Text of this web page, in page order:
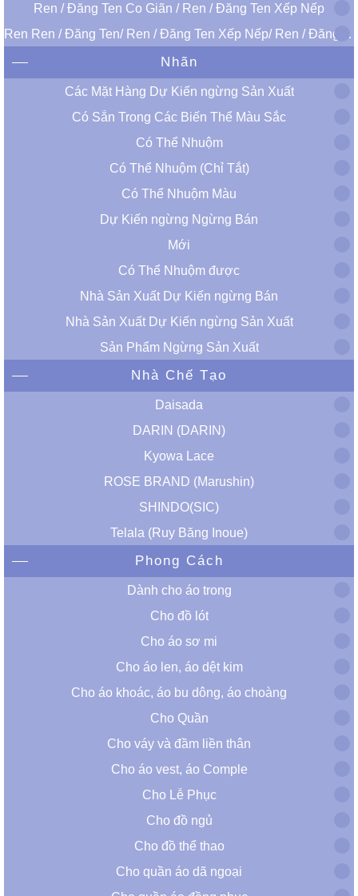
Ren / Đăng Ten Co Giãn / Ren / Đăng Ten Xếp Nếp
Ren Ren / Đăng Ten/ Ren / Đăng Ten Xếp Nếp/ Ren / Đăng Ten Bậc Co Giãn
Nhãn
Các Mặt Hàng Dự Kiến ​​ngừng Sản Xuất
Có Sẵn Trong Các Biến Thể Màu Sắc
Có Thể Nhuộm
Có Thể Nhuộm (Chỉ Tắt)
Có Thể Nhuộm Màu
Dự Kiến ​​ngừng Ngừng Bán
Mới
Có Thể Nhuộm được
Nhà Sản Xuất Dự Kiến ​​ngừng Bán
Nhà Sản Xuất Dự Kiến ​​ngừng Sản Xuất
Sản Phẩm Ngừng Sản Xuất
Nhà Chế Tạo
Daisada
DARIN (DARIN)
Kyowa Lace
ROSE BRAND (Marushin)
SHINDO(SIC)
Telala (Ruy Băng Inoue)
Phong Cách
Dành cho áo trong
Cho đồ lót
Cho áo sơ mi
Cho áo len, áo dệt kim
Cho áo khoác, áo bu dông, áo choàng
Cho Quần
Cho váy và đầm liền thân
Cho áo vest, áo Comple
Cho Lễ Phục
Cho đồ ngủ
Cho đồ thể thao
Cho quần áo dã ngoại